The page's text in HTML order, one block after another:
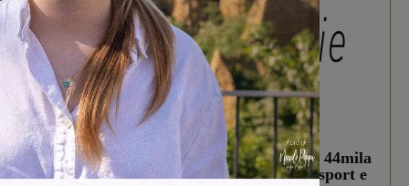
In vetrina 3 Agosto 2026
Estra Notizie agosto: Smart Cities, oltre 44mila
studenti coinvolti, torna il bando per lo sport e